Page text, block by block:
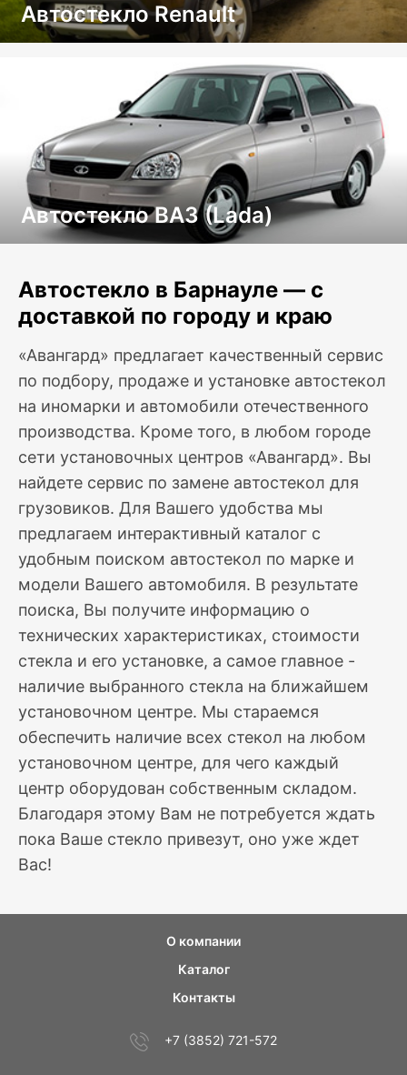
Автостекло Renault
Автостекло ВАЗ (Lada)
Автостекло в Барнауле — с
доставкой по городу и краю
«Авангард» предлагает качественный сервис
по подбору, продаже и установке автостекол
на иномарки и автомобили отечественного
производства. Кроме того, в любом городе
сети установочных центров «Авангард». Вы
найдете сервис по замене автостекол для
грузовиков. Для Вашего удобства мы
предлагаем интерактивный каталог с
удобным поиском автостекол по марке и
модели Вашего автомобиля. В результате
поиска, Вы получите информацию о
технических характеристиках, стоимости
стекла и его установке, а самое главное -
наличие выбранного стекла на ближайшем
установочном центре. Мы стараемся
обеспечить наличие всех стекол на любом
установочном центре, для чего каждый
центр оборудован собственным складом.
Благодаря этому Вам не потребуется ждать
пока Ваше стекло привезут, оно уже ждет
Вас!
О компании
Каталог
Контакты
+7 (3852) 721-572